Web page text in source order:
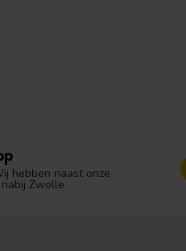
hebben naast onze
Zwolle.